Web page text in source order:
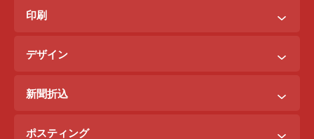
折込チラシ＋駅看板
折込配布効きドコロ
印刷効きドコロ
印刷
B3料金
B4料金
デザイン
原稿を作るには？
サンプルデザイン
新聞折込
ご注文までの流れ
ポスティング